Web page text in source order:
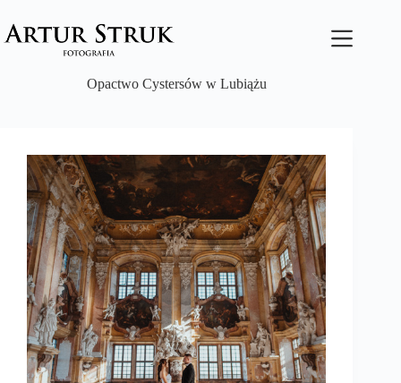
do
treści
Opactwo Cystersów w Lubiążu